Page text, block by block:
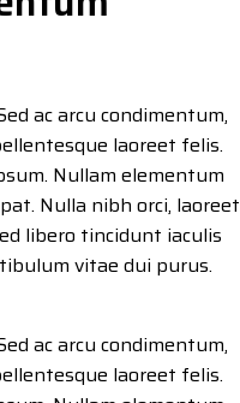
ac arcu condimentum,
laoreet felis.
Nullam elementum
Nulla nibh orci, laoreet
libero tincidunt iaculis
vitae dui purus.
ac arcu condimentum,
laoreet felis.